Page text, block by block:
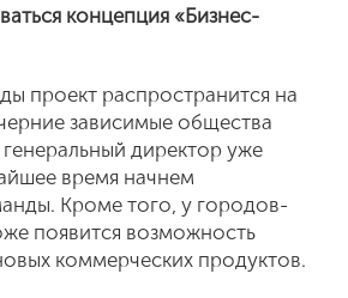
концепция «Бизнес-
проект распространится на
зависимые общества
директор уже
время начнем
Кроме того, у городов-
появится возможность
коммерческих продуктов.